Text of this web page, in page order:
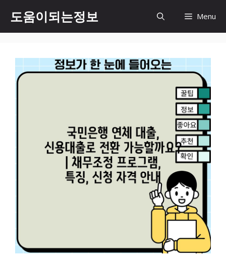
츠
도움이되는정보 Menu